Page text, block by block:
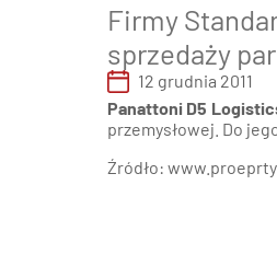
Usługi
konsultingowe
Usługi
transakcyjne
Magazyny na
sprzedaż
Usługi działu
magazynowych,
Usługi działu
gruntów
inwestycyjnych
dział zakupu i
Firmy
sprzedaży
12 grudnia 2011
Panattoni D5
przemysłowej. Do
Źródło: